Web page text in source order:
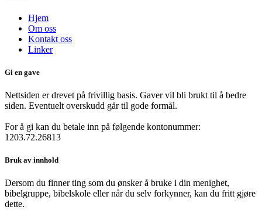
Hjem
Om oss
Kontakt oss
Linker
Gi en gave
Nettsiden er drevet på frivillig basis. Gaver vil bli brukt til å bedre
siden. Eventuelt overskudd går til gode formål.
For å gi kan du betale inn på følgende kontonummer:
1203.72.26813
Bruk av innhold
Dersom du finner ting som du ønsker å bruke i din menighet,
bibelgruppe, bibelskole eller når du selv forkynner, kan du fritt gjøre
dette.